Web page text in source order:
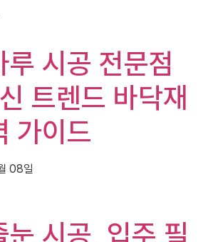
루 시공 전문점
트렌드 바닥재
가이드
08일
눈 시공, 입주 필